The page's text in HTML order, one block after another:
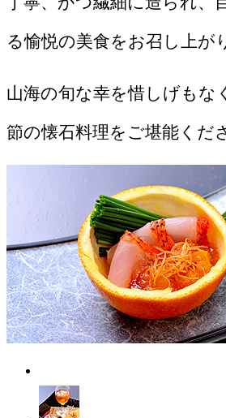
る愉悦の美食をお召し上が
山海の旬な幸を惜しげもな
節の懐石料理をご堪能くだ